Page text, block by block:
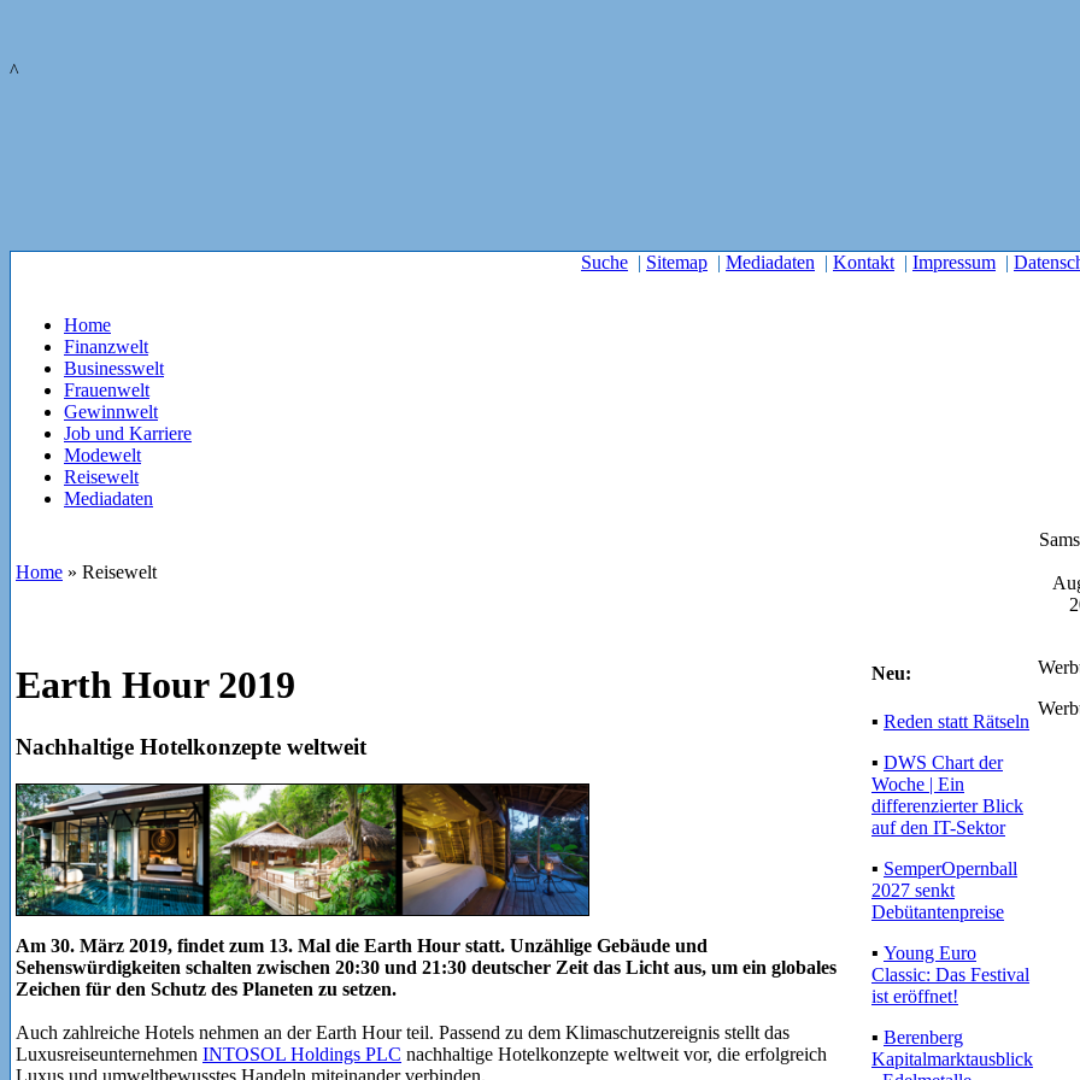
^
Suche | Sitemap | Mediadaten | Kontakt | Impressum |
Home
Finanzwelt
Businesswelt
Frauenwelt
Gewinnwelt
Job und Karriere
Modewelt
Reisewelt
Mediadaten
Home » Reisewelt
Earth Hour 2019
Nachhaltige Hotelkonzepte weltweit
Am 30. März 2019, findet zum 13. Mal die Earth Hour statt. Unzählige Gebäude und
Sehenswürdigkeiten schalten zwischen 20:30 und 21:30 deutscher Zeit das Licht aus, um ein globales
Zeichen für den Schutz des Planeten zu setzen.
Auch zahlreiche Hotels nehmen an der Earth Hour teil. Passend zu dem Klimaschutzereignis stellt das
Luxusreiseunternehmen INTOSOL Holdings PLC nachhaltige Hotelkonzepte weltweit vor, die erfolgreich
Luxus und umweltbewusstes Handeln miteinander verbinden.
Neu:
▪ Reden statt Rätseln
▪ DWS Chart der
Woche | Ein
differenzierter Blick
auf den IT-Sektor
▪ SemperOpernball
2027 senkt
Debütantenpreise
▪ Young Euro
Classic: Das Festival
ist eröffnet!
▪ Berenberg
Kapitalmarktausblick